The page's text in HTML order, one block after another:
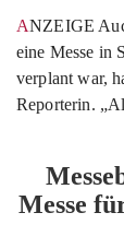
ANZEIGE Auch am vergangenen Wochenende gab es wieder
eine Messe in
verplant war,
Reporterin.
Messe